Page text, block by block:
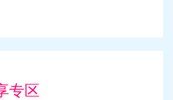
专区